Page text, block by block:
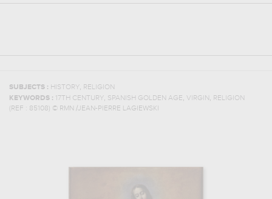
SUBJECTS : HISTORY, RELIGION
KEYWORDS :
17TH CENTURY, SPANISH GOLDEN AGE, VIRGIN , RELIGION
(REF : 85108) © RMN /JEAN-PIERRE LAGIEWSKI